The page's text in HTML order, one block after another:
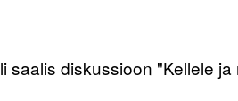
diskussioon "Kellele